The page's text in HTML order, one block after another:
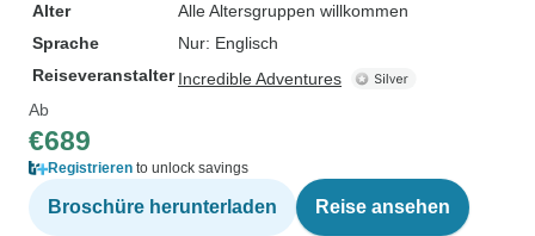
Alter
Alle Altersgruppen willkommen
Sprache
Nur: Englisch
Reiseveranstalter Incredible Adventures
Ab
€689
Registrieren to unlock savings
Broschüre herunterladen Reise ansehen